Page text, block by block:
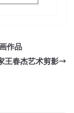
作品
王春杰艺术剪影